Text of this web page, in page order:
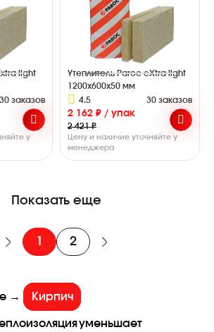
light
30 заказов
у
Утеплитель Paroc eXtra light
1200х600х50 мм
4.5
30 заказов
2 162 ₽ / упак
2 421 ₽
Цену и наличие уточняйте у
менеджера
Показать еще
1 2
→ Кирпич
уменьшает